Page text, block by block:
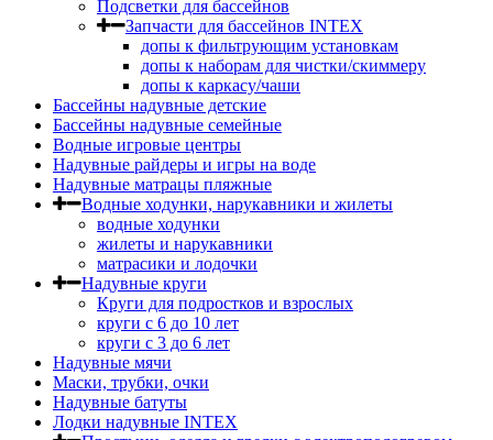
Подсветки для бассейнов
Запчасти для бассейнов INTEX
допы к фильтрующим установкам
допы к наборам для чистки/скиммеру
допы к каркасу/чаши
Бассейны надувные детские
Бассейны надувные семейные
Водные игровые центры
Надувные райдеры и игры на воде
Надувные матрацы пляжные
Водные ходунки, нарукавники и жилеты
водные ходунки
жилеты и нарукавники
матрасики и лодочки
Надувные круги
Круги для подростков и взрослых
круги с 6 до 10 лет
круги c 3 до 6 лет
Надувные мячи
Маски, трубки, очки
Надувные батуты
Лодки надувные INTEX